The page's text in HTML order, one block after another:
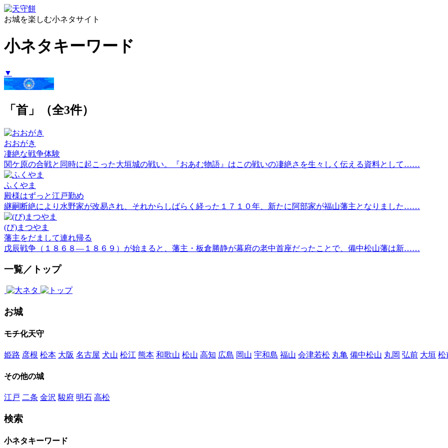
お城を楽しむ小ネタサイト
小ネタキーワード
▼
「首」（全3件）
おおがき
凄絶な戦争体験
関ケ原の合戦と同時に起こった大垣城の戦い。『おあむ物語』はこの戦いの凄絶さを生々しく伝える資料として……
ふくやま
殿様はずっと江戸勤め
継嗣断絶により水野家が改易され、それからしばらく経った１７１０年、新たに阿部家が福山藩主となりました……
(び)まつやま
藩主をだまして連れ帰る
戊辰戦争（１８６８―１８６９）が始まると、藩主・板倉勝静が幕府の老中首座だったことで、備中松山藩は新……
一覧／トップ
お城
モチ化天守
姫路 彦根 松本 大阪 名古屋 犬山 松江 熊本 和歌山 松山 高知 広島 岡山 宇和島 福山 会津若松 丸亀 備中松山 丸岡 弘前 大垣 松
その他の城
江戸 二条 金沢 駿府 明石 高松
検索
小ネタキーワード